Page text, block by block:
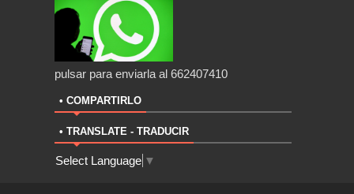
pulsar para enviarla al 662407410
• COMPARTIRLO
• TRANSLATE - TRADUCIR
Select Language ▼